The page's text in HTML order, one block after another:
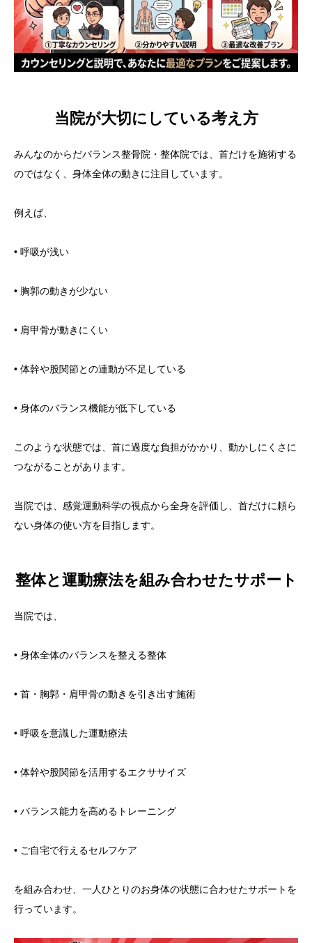
当院が大切にしている考え方
みんなのからだバランス整骨院・整体院では、首だけを施術する
のではなく、身体全体の動きに注目しています。
例えば、
• 呼吸が浅い
• 胸郭の動きが少ない
• 肩甲骨が動きにくい
• 体幹や股関節との連動が不足している
• 身体のバランス機能が低下している
このような状態では、首に過度な負担がかかり、動かしにくさに
つながることがあります。
当院では、感覚運動科学の視点から全身を評価し、首だけに頼ら
ない身体の使い方を目指します。
整体と運動療法を組み合わせたサポート
当院では、
• 身体全体のバランスを整える整体
• 首・胸郭・肩甲骨の動きを引き出す施術
• 呼吸を意識した運動療法
• 体幹や股関節を活用するエクササイズ
• バランス能力を高めるトレーニング
• ご自宅で行えるセルフケア
を組み合わせ、一人ひとりのお身体の状態に合わせたサポートを
行っています。